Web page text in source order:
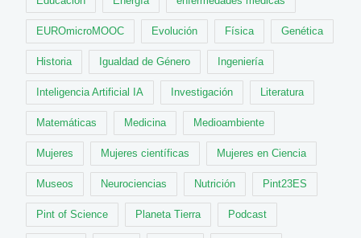
EUROmicroMOOC Evolución Física Genética
Historia Igualdad de Género Ingeniería
Inteligencia Artificial IA Investigación Literatura
Matemáticas Medicina Medioambiente
Mujeres Mujeres científicas Mujeres en Ciencia
Museos Neurociencias Nutrición Pint23ES
Pint of Science Planeta Tierra Podcast